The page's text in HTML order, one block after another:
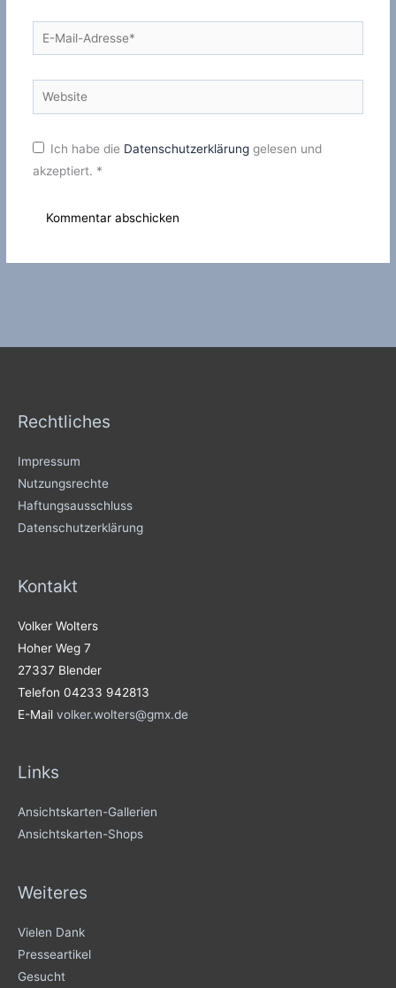
E-
Mail-
Website
Ich habe die Datenschutzerklärung gelesen und
akzeptiert. *
Rechtliches
Impressum
Nutzungsrechte
Haftungsausschluss
Datenschutzerklärung
Kontakt
Volker Wolters
Hoher Weg 7
27337 Blender
Telefon 04233 942813
E-Mail volker.wolters@gmx.de
Links
Ansichtskarten-Gallerien
Ansichtskarten-Shops
Weiteres
Vielen Dank
Presseartikel
Gesucht